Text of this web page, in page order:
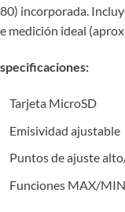
incorporada.
medición ideal
Tarjeta MicroSD
Emisividad ajustable
Puntos de ajuste
Funciones MAX/